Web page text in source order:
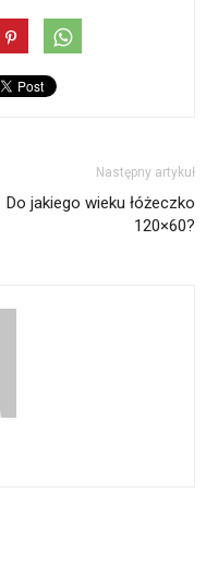
Następny artykuł
Do jakiego wieku łóżeczko
120×60?